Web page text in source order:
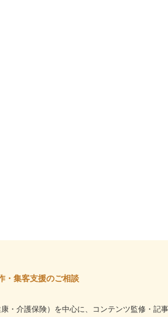
・集客支援のご相談
・介護保険）を中心に、コンテンツ監修・記事